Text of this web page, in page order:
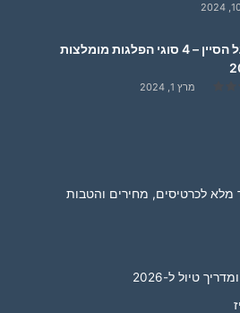
שייט על הסיין – 4 סוגי הפלגות מומלצות
מרץ 1, 2024
טיול ל-2026